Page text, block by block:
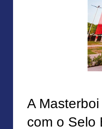
A
com o Selo